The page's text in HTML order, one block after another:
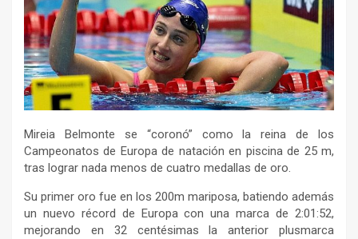
Mireia Belmonte se “coronó” como la reina de los
Campeonatos de Europa de natación en piscina de 25 m,
tras lograr nada menos de cuatro medallas de oro.
Su primer oro fue en los 200m mariposa, batiendo además
un nuevo récord de Europa con una marca de 2:01:52,
mejorando en 32 centésimas la anterior plusmarca